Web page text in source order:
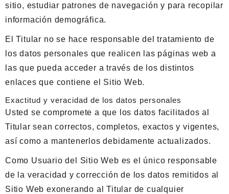
sitio, estudiar patrones de navegación y para recopilar
información demográfica.
El Titular no se hace responsable del tratamiento de
los datos personales que realicen las páginas web a
las que pueda acceder a través de los distintos
enlaces que contiene el Sitio Web.
Exactitud y veracidad de los datos personales
Usted se compromete a que los datos facilitados al
Titular sean correctos, completos, exactos y vigentes,
así como a mantenerlos debidamente actualizados.
Como Usuario del Sitio Web es el único responsable
de la veracidad y corrección de los datos remitidos al
Sitio Web exonerando al Titular de cualquier